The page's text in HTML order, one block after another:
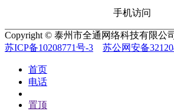
手机访问
Copyright © 泰州市全通网络科技有限公
苏ICP备10208771号-3
苏公网安备
首页
电话
置顶